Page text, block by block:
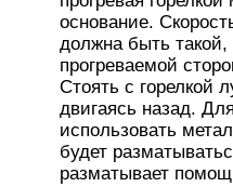
основание.
должна быть
прогреваемой
Стоять с горелкой
двигаясь назад.
использовать
будет
разматывает